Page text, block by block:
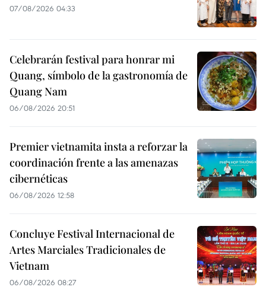
07/08/2026 04:33
Celebrarán festival para honrar mi
Quang, símbolo de la gastronomía de
Quang Nam
06/08/2026 20:51
Premier vietnamita insta a reforzar la
coordinación frente a las amenazas
cibernéticas
06/08/2026 12:58
Concluye Festival Internacional de
Artes Marciales Tradicionales de
Vietnam
06/08/2026 08:27